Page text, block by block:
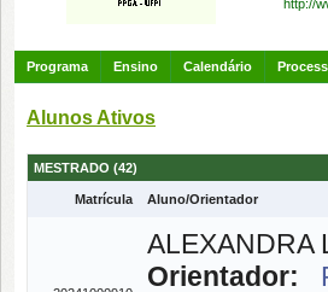
http://
Programa Ensino Calendário
Alunos Ativos
MESTRADO (42)
Matrícula Aluno/Orientador
ALEXANDRA
Orientador: